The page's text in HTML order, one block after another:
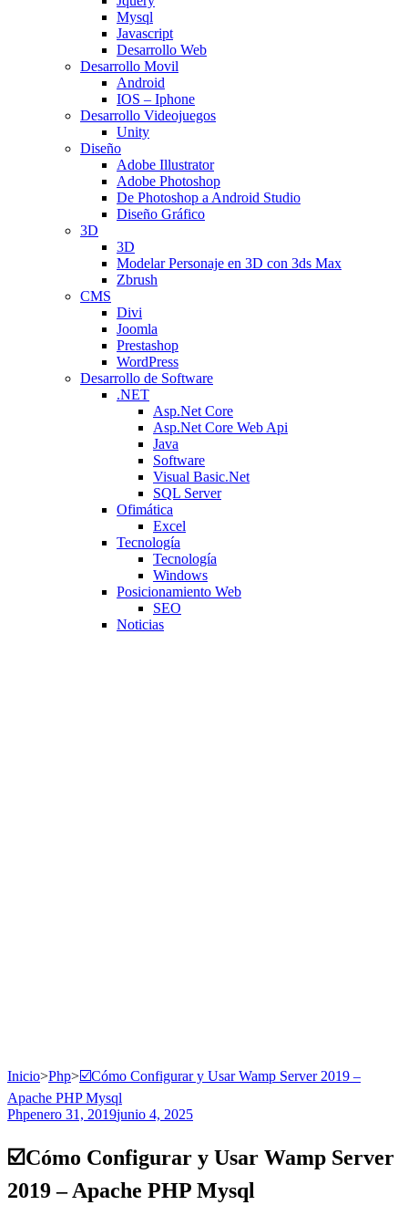
Mysql
Javascript
Desarrollo Web
Desarrollo Movil
Android
IOS – Iphone
Desarrollo Videojuegos
Unity
Diseño
Adobe Illustrator
Adobe Photoshop
De Photoshop a Android Studio
Diseño Gráfico
3D
3D
Modelar Personaje en 3D con 3ds Max
Zbrush
CMS
Divi
Joomla
Prestashop
WordPress
Desarrollo de Software
.NET
Asp.Net Core
Asp.Net Core Web Api
Java
Software
Visual Basic.Net
SQL Server
Ofimática
Excel
Tecnología
Tecnología
Windows
Posicionamiento Web
SEO
Noticias
Inicio>Php>☑️Cómo Configurar y Usar Wamp Server 2019 –
Apache PHP Mysql
Phpenero 31, 2019junio 4, 2025
☑️Cómo Configurar y Usar Wamp Server
2019 – Apache PHP Mysql